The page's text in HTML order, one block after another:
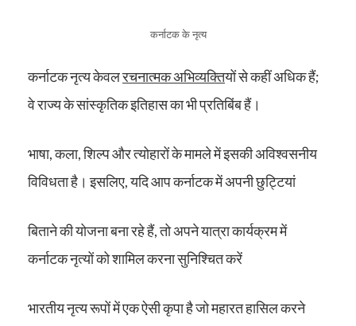
कर्नाटक के नृत्य
कर्नाटक नृत्य केवलरचनात्मक अभिव्यक्तियों से कहीं अधिक हैं;
वे राज्य के सांस्कृतिक इतिहास का भी प्रतिबिंब हैं।
भाषा, कला, शिल्प और त्योहारों के मामले में इसकी अविश्वसनीय
विविधता है। इसलिए, यदि आप कर्नाटक में अपनी छुट्टियां
बिताने की योजना बना रहे हैं, तो अपने यात्रा कार्यक्रम में
कर्नाटक नृत्यों को शामिल करना सुनिश्चित करें
भारतीय नृत्य रूपों में एक ऐसी कृपा है जो महारत हासिल करने